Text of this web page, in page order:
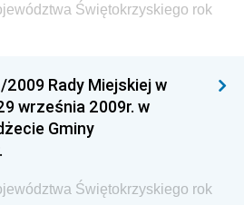
Energii
Sprawiedliwości
Rozwoju i Finansów
Urzędu Górniczego
Urzędu Transportu
Świętokrzyskiego rok
Rady Miejskiej w
września 2009r. w
Gminy
Świętokrzyskiego rok